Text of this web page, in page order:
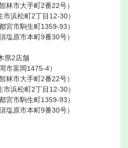
林市大手町2番22号）
市浜松町2丁目12-30）
宮市駒生町1359-93）
塩原市本町9番30号）
県2店舗
市富岡1475-4）
林市大手町2番22号）
市浜松町2丁目12-30）
宮市駒生町1359-93）
塩原市本町9番30号）